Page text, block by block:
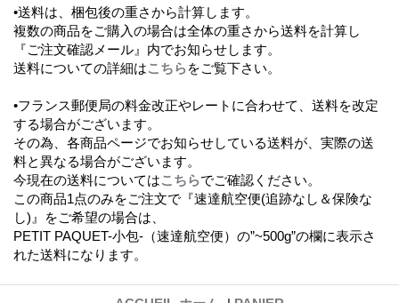
•送料は、梱包後の重さから計算します。
複数の商品をご購入の場合は全体の重さから送料を計算し
『ご注文確認メール』内でお知らせします。
送料についての詳細はこちらをご覧下さい。
•フランス郵便局の料金改正やレートに合わせて、送料を改定
する場合がございます。
その為、各商品ページでお知らせしている送料が、実際の送
料と異なる場合がございます。
今現在の送料についてはこちらでご確認ください。
この商品1点のみをご注文で『速達航空便(追跡なし＆保険な
し)』をご希望の場合は、
PETIT PAQUET-小包-（速達航空便）の”~500g”の欄に表示さ
れた送料になります。